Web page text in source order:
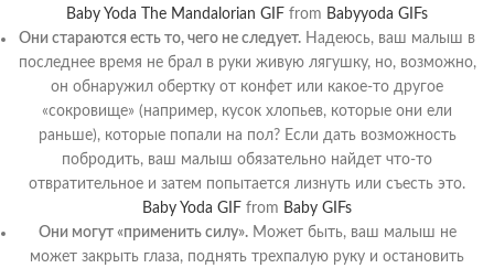
Baby Yoda The Mandalorian GIF from Babyyoda GIFs
Они стараются есть то, чего не следует. Надеюсь, ваш малыш в
последнее время не брал в руки живую лягушку, но, возможно,
он обнаружил обертку от конфет или какое-то другое
«сокровище» (например, кусок хлопьев, которые они ели
раньше), которые попали на пол? Если дать возможность
побродить, ваш малыш обязательно найдет что-то
отвратительное и затем попытается лизнуть или съесть это.
Baby Yoda GIF from Baby GIFs
Они могут «применить силу».Может быть, ваш малыш не
может закрыть глаза, поднять трехпалую руку и остановить